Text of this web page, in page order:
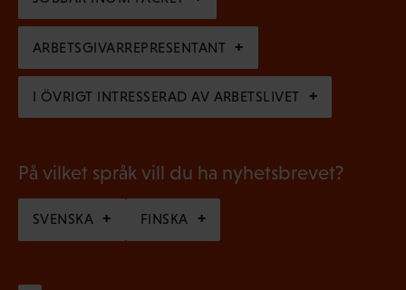
)
k
t
)
r
i
s
k
)
ARBETSGIVARREPRESENTANT
I ÖVRIGT INTRESSERAD AV ARBETSLIVET
På vilket språk vill du ha nyhetsbrevet?
SVENSKA FINSKA